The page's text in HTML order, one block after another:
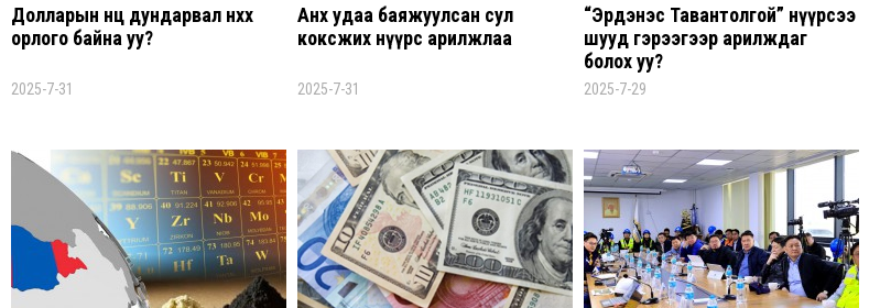
Долларын нөөц дундарвал нөхөх
орлого байна уу?
2025-7-31
Анх удаа баяжуулсан сул
коксжих нүүрс арилжлаа
2025-7-31
“Эрдэнэс Тавантолгой” нүүрсээ
шууд гэрээгээр арилждаг
болох уу?
2025-7-29